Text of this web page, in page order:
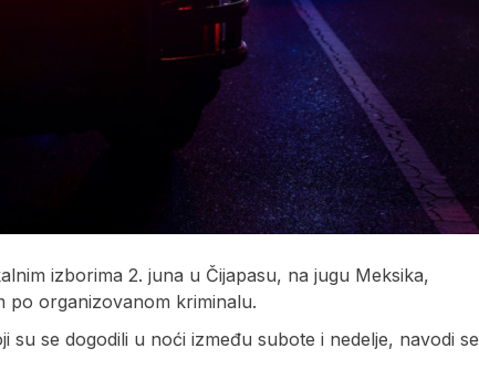
izborima 2. juna u Čijapasu, na jugu Meksika,
po organizovanom kriminalu.
se dogodili u noći između subote i nedelje, navodi se